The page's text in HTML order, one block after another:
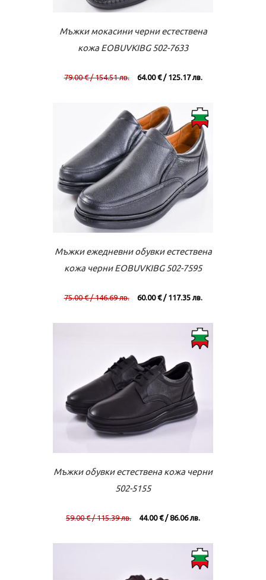
Мъжки мокасини черни естествена
кожа EOBUVKIBG 502-7633
79.00 € / 154.51 лв. 64.00 € / 125.17 лв.
Мъжки ежедневни обувки естествена
кожа черни EOBUVKIBG 502-7595
75.00 € / 146.69 лв. 60.00 € / 117.35 лв.
Към касата
Мъжки обувки естествена кожа черни
502-5155
59.00 € / 115.39 лв. 44.00 € / 86.06 лв.